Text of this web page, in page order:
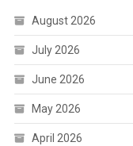
August 2026
July 2026
June 2026
May 2026
April 2026